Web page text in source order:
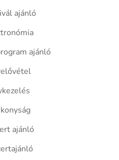
ajánló
ajánló
ajánló